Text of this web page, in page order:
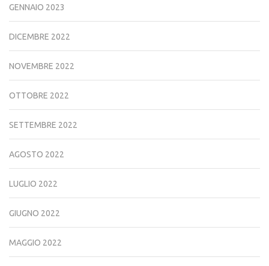
GENNAIO 2023
DICEMBRE 2022
NOVEMBRE 2022
OTTOBRE 2022
SETTEMBRE 2022
AGOSTO 2022
LUGLIO 2022
GIUGNO 2022
MAGGIO 2022